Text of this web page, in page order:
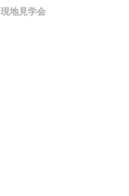
現地見学会